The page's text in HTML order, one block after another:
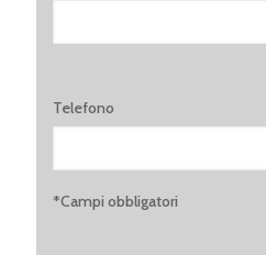
Telefono
*Campi obbligatori